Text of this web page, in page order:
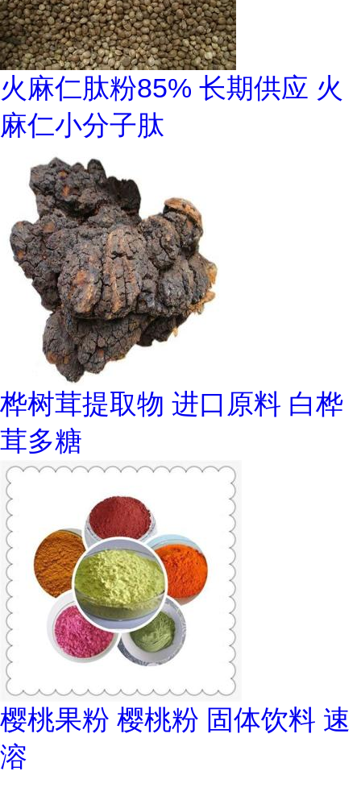
火麻仁肽粉85% 长期供应 火
麻仁小分子肽
桦树茸提取物 进口原料 白桦
茸多糖
樱桃果粉 樱桃粉 固体饮料 速
溶